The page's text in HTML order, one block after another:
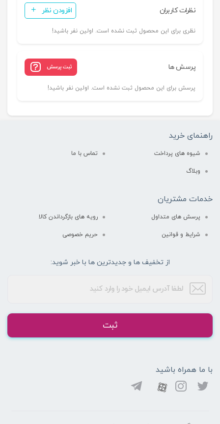
نظرات کاربران افزودن نظر
نظری برای این محصول ثبت نشده است. اولین نفر باشید!
پرسش ها ثبت پرسش
پرسش برای این محصول ثبت نشده است. اولین نفر باشید!
راهنمای خرید
شیوه های پرداخت تماس با ما
وبلاگ
خدمات مشتریان
پرسش های متداول رویه های بازگرداندن کالا
شرایط و قوانین حریم خصوصی
از تخفیف ها و جدیدترین ها با خبر شوید:
ثبت
با ما همراه باشید